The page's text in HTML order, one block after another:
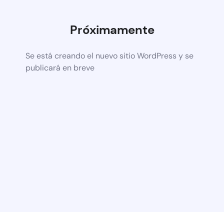
Próximamente
Se está creando el nuevo sitio WordPress y se
publicará en breve